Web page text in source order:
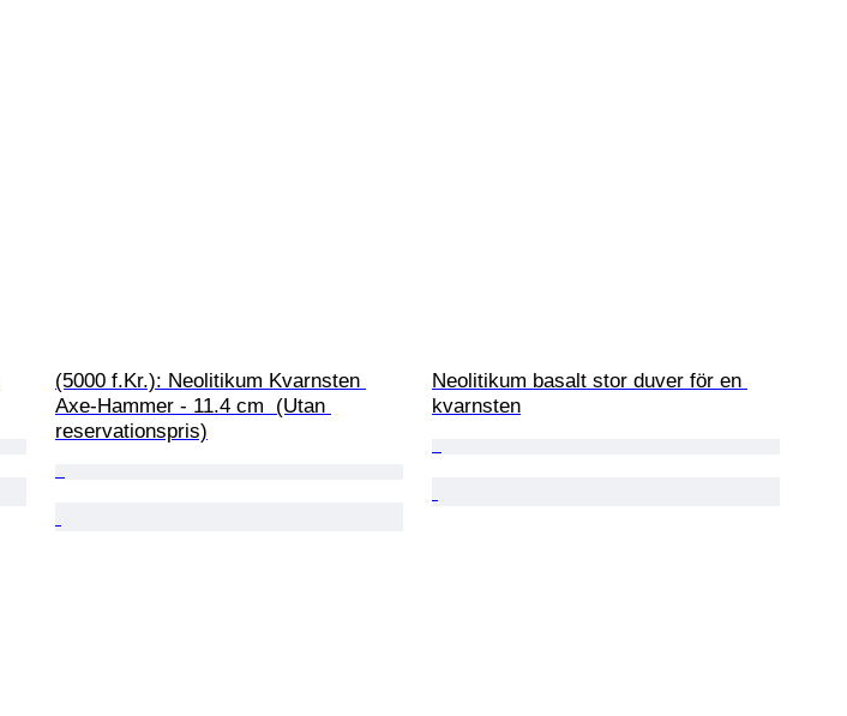
(5000 f.Kr.): Neolitikum Kvarnsten
Axe-Hammer - 11.4 cm  (Utan
reservationspris)
Neolitikum basalt stor duver för en
kvarnsten